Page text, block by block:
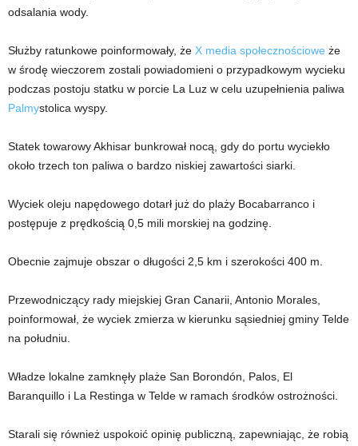
odsalania wody.
Służby ratunkowe poinformowały, że X media społecznościowe że
w środę wieczorem zostali powiadomieni o przypadkowym wycieku
podczas postoju statku w porcie La Luz w celu uzupełnienia paliwa
Palmystolica wyspy.
Statek towarowy Akhisar bunkrował nocą, gdy do portu wyciekło
około trzech ton paliwa o bardzo niskiej zawartości siarki.
Wyciek oleju napędowego dotarł już do plaży Bocabarranco i
postępuje z prędkością 0,5 mili morskiej na godzinę.
Obecnie zajmuje obszar o długości 2,5 km i szerokości 400 m.
Przewodniczący rady miejskiej Gran Canarii, Antonio Morales,
poinformował, że wyciek zmierza w kierunku sąsiedniej gminy Telde
na południu.
Władze lokalne zamknęły plaże San Borondón, Palos, El
Baranquillo i La Restinga w Telde w ramach środków ostrożności.
Starali się również uspokoić opinię publiczną, zapewniając, że robią